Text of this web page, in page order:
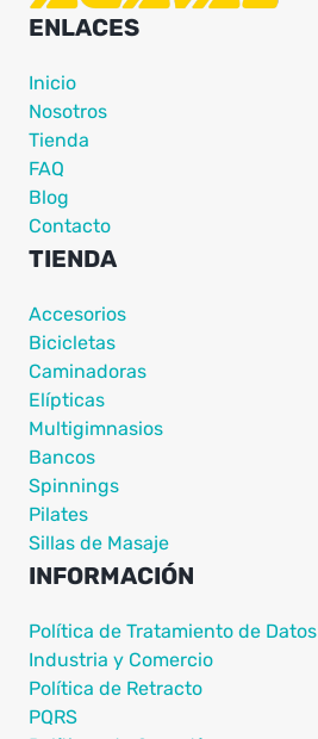
ENLACES
Inicio
Nosotros
Tienda
FAQ
Blog
Contacto
TIENDA
Accesorios
Bicicletas
Caminadoras
Elípticas
Multigimnasios
Bancos
Spinnings
Pilates
Sillas de Masaje
INFORMACIÓN
Política de Tratamiento de Datos
Industria y Comercio
Política de Retracto
PQRS